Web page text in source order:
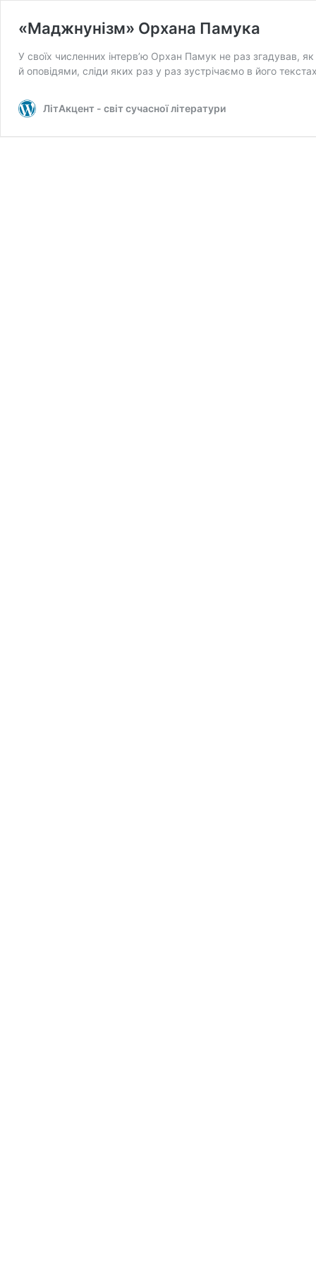
«Маджнунізм» Орхана Памука
У своїх численних інтерв’ю Орхан Памук не раз згадував,
й оповідями, сліди яких раз у раз зустрічаємо в його
ЛітАкцент - світ сучасної літератури